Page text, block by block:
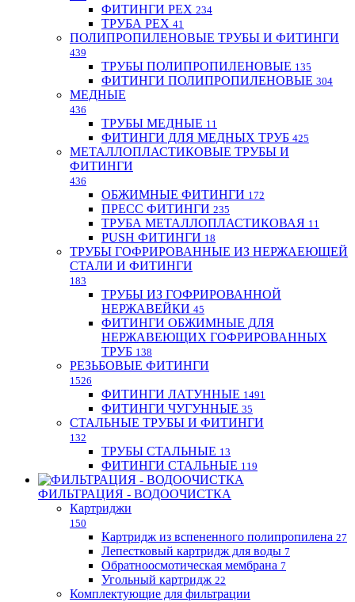
ФИТИНГИ PEX 234
ТРУБА PEX 41
ПОЛИПРОПИЛЕНОВЫЕ ТРУБЫ И ФИТИНГИ
439
ТРУБЫ ПОЛИПРОПИЛЕНОВЫЕ 135
ФИТИНГИ ПОЛИПРОПИЛЕНОВЫЕ 304
МЕДНЫЕ
436
ТРУБЫ МЕДНЫЕ 11
ФИТИНГИ ДЛЯ МЕДНЫХ ТРУБ 425
МЕТАЛЛОПЛАСТИКОВЫЕ ТРУБЫ И
ФИТИНГИ
436
ОБЖИМНЫЕ ФИТИНГИ 172
ПРЕСС ФИТИНГИ 235
ТРУБА МЕТАЛЛОПЛАСТИКОВАЯ 11
PUSH ФИТИНГИ 18
ТРУБЫ ГОФРИРОВАННЫЕ ИЗ НЕРЖАЕЮЩЕЙ
СТАЛИ И ФИТИНГИ
183
ТРУБЫ ИЗ ГОФРИРОВАННОЙ
НЕРЖАВЕЙКИ 45
ФИТИНГИ ОБЖИМНЫЕ ДЛЯ
НЕРЖАВЕЮЩИХ ГОФРИРОВАННЫХ
ТРУБ 138
РЕЗЬБОВЫЕ ФИТИНГИ
1526
ФИТИНГИ ЛАТУННЫЕ 1491
ФИТИНГИ ЧУГУННЫЕ 35
СТАЛЬНЫЕ ТРУБЫ И ФИТИНГИ
132
ТРУБЫ СТАЛЬНЫЕ 13
ФИТИНГИ СТАЛЬНЫЕ 119
ФИЛЬТРАЦИЯ - ВОДООЧИСТКА
Картриджи
150
Картридж из вспененного полипропилена 27
Лепестковый картридж для воды 7
Обратноосмотическая мембрана 7
Угольный картридж 22
Комплектующие для фильтрации